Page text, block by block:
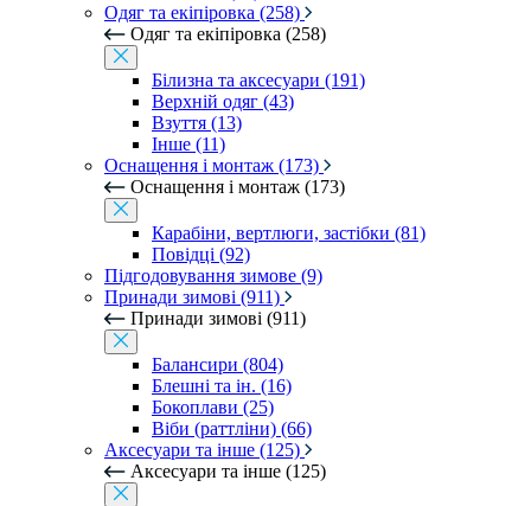
Одяг та екіпіровка (258)
Одяг та екіпіровка (258)
Білизна та аксесуари (191)
Верхній одяг (43)
Взуття (13)
Інше (11)
Оснащення і монтаж (173)
Оснащення і монтаж (173)
Карабіни, вертлюги, застібки (81)
Повідці (92)
Підгодовування зимове (9)
Принади зимові (911)
Принади зимові (911)
Балансири (804)
Блешні та ін. (16)
Бокоплави (25)
Віби (раттліни) (66)
Аксесуари та інше (125)
Аксесуари та інше (125)